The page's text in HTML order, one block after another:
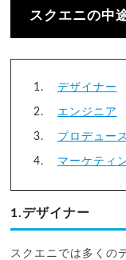
スクエニの中
デザイナー
エンジニア
プロデュー
マーケティ
1.デザイナー
スクエニでは多くの